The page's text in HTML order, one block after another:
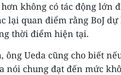
không có tác động lớn
lại quan điểm rằng BoJ
thời điểm hiện tại.
ông Ueda cũng cho biết
nói chung đạt đến mức